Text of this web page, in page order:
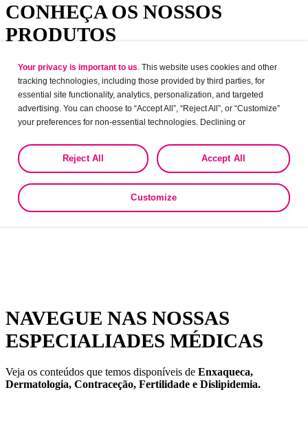
CONHEÇA OS NOSSOS
PRODUTOS
Explore o nosso portfólio de produtos de A a Z.
NAVEGUE NAS NOSSAS
ESPECIALIADES MÉDICAS
Veja os conteúdos que temos disponíveis de Enxaqueca,
Dermatologia, Contraceção, Fertilidade e Dislipidemia.
Your privacy is important to us . This website uses cookies and other
tracking technologies, including those provided by third parties, for
essential site functionality, analytics, personalization, and targeted
advertising. You can choose to “Accept All”, “Reject All”, or “Customize”
your preferences for non-essential technologies. Declining or
the collection, use, storage, and disclosure of your data in other contexts
as described in the terms of our
Privacy Policy Accept All
Reject All
Customize